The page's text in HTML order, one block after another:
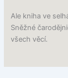
Ale kniha ve
Sněžné
všech věcí.